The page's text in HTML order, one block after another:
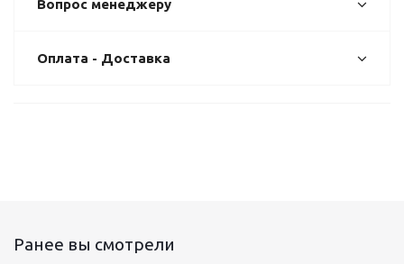
Вопрос менеджеру
Оплата - Доставка
Ранее вы смотрели